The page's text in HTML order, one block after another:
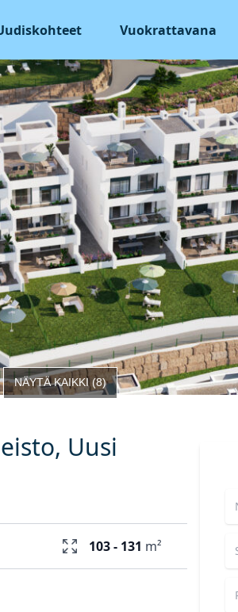
Vuokrattavana
NÄYTÄ KAIKKI(8)
Uusi
103 - 131 m²